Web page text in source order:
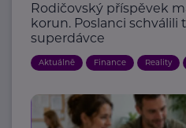
Rodičovský příspěvek
korun. Poslanci schválili
superdávce
Aktuálně Finance Reality